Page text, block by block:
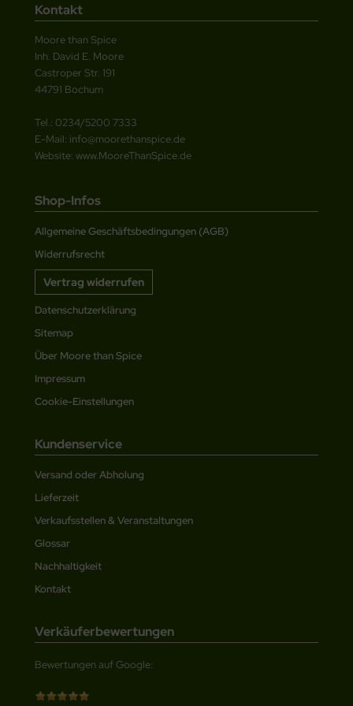
Kontakt
Moore than Spice
Inh. David E. Moore
Castroper Str. 191
44791 Bochum
Tel.: 0234/5200 7333
E-Mail: info@moorethanspice.de
Website: www.MooreThanSpice.de
Shop-Infos
Allgemeine Geschäftsbedingungen (AGB)
Widerrufsrecht
Vertrag widerrufen
Datenschutzerklärung
Sitemap
Über Moore than Spice
Impressum
Cookie-Einstellungen
Kundenservice
Versand oder Abholung
Lieferzeit
Verkaufsstellen & Veranstaltungen
Glossar
Nachhaltigkeit
Kontakt
Verkäuferbewertungen
Bewertungen auf Google: